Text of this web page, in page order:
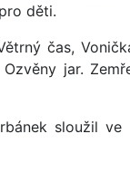
děti.
čas,
jar.
sloužil ve